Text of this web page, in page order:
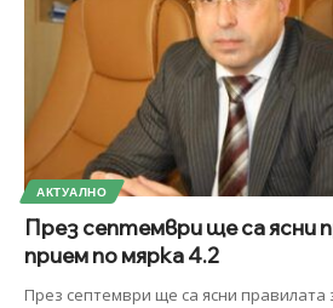
АКТУАЛНО
През септември ще са ясни
прием по мярка 4.2
През септември ще са ясни